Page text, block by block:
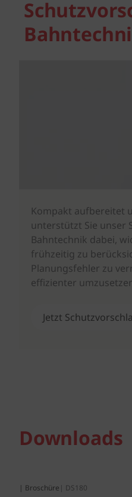
Kompakt aufbereitet
unterstützt Sie unser
Bahntechnik dabei,
frühzeitig zu
Planungsfehler zu
effizienter
Jetzt
Downloads
| Broschüre | DS180